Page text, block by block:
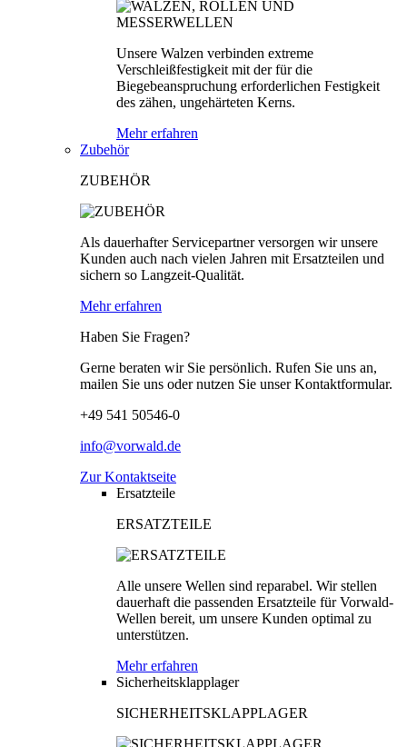
Unsere Walzen verbinden extreme
Verschleißfestigkeit mit der für die
Biegebeanspruchung erforderlichen Festigkeit
des zähen, ungehärteten Kerns.
Mehr erfahren
Zubehör
ZUBEHÖR
Als dauerhafter Servicepartner versorgen wir unsere
Kunden auch nach vielen Jahren mit Ersatzteilen und
sichern so Langzeit-Qualität.
Mehr erfahren
Haben Sie Fragen?
Gerne beraten wir Sie persönlich. Rufen Sie uns an,
mailen Sie uns oder nutzen Sie unser Kontaktformular.
+49 541 50546-0
info@vorwald.de
Zur Kontaktseite
Ersatzteile
ERSATZTEILE
Alle unsere Wellen sind reparabel. Wir stellen
dauerhaft die passenden Ersatzteile für Vorwald-
Wellen bereit, um unsere Kunden optimal zu
unterstützen.
Mehr erfahren
Sicherheitsklapplager
SICHERHEITSKLAPPLAGER